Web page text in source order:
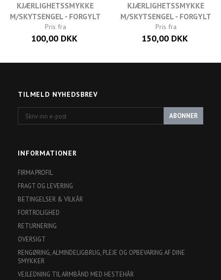
KJÆRLIGHETSSMYKKE
M/SKYTSENGEL - FORGYLT
Pris fra
100,00 DKK
KJÆRLIGHETSSMYKKE
M/SKYTSENGEL - FORGYLT
Pris fra
150,00 DKK
TILMELD NYHEDSBREV
ABONNER
INFORMATIONER
FIRMA PROFIL
FRAGT OG LEVERING
BETINGELSER & VILKÅR
FORTROLIGHED
RETURNERING
OVERSIGT
RENGØRING, ALMINDELIGBRUG, PLEJE OG OPBEVARING AF DINE
SMYKKER
VEJLEDNING TIL ARMBÅND MED HESTEHÅR